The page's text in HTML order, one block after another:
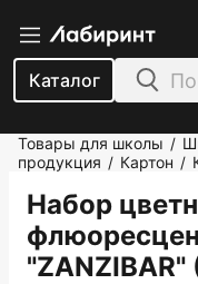
Каталог
Товары для школы /
продукция / Картон /
Набор